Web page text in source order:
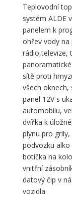
Teplovodní
systém ALDE
panelem k
ohřev vody na
rádio,televize,
sítě proti
všech
panel 12V s
automobilu,
dvířka k
plynu pro
podvozku alko
botička na
vnitřní
datový čip v
vozidla.